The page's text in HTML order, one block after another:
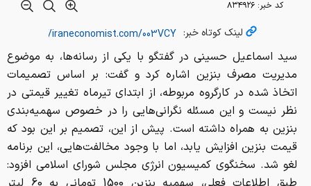
کد خبر: ۸۳۴۹۲۶
لینک کوتاه خبر:
سید اسماعیل حسینی در گفتگو با یکی از رسانه‌ها، به موضوع
مدیریت مصرف بنزین اشاره کرد و گفت: بر اساس تصمیمات
اتخاذ شده در کارگروه مربوطه، از ابتداي تیرماه تغییر قیمتی در
نظر نیست و این مسئله نگرانی‌هایی را در خصوص سهمیه‌بندی
بنزین به همراه داشته است. پیش از این، تصمیم بر این بود که
قیمت بنزین افزایش یابد، اما با وجود مخالفت‌هایی، این برنامه
لغو شد. سخنگوی کمیسیون انرژی مجلس شورای اسلامی افزود: